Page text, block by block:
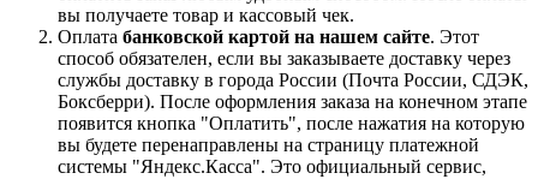
вы получаете товар и кассовый чек.
Оплата банковской картой на нашем сайте. Этот
способ обязателен, если вы заказываете доставку через
службы доставку в города России (Почта России, СДЭК,
Боксберри). После оформления заказа на конечном этапе
появится кнопка "Оплатить", после нажатия на которую
вы будете перенаправлены на страницу платежной
системы "Яндекс.Касса". Это официальный сервис,